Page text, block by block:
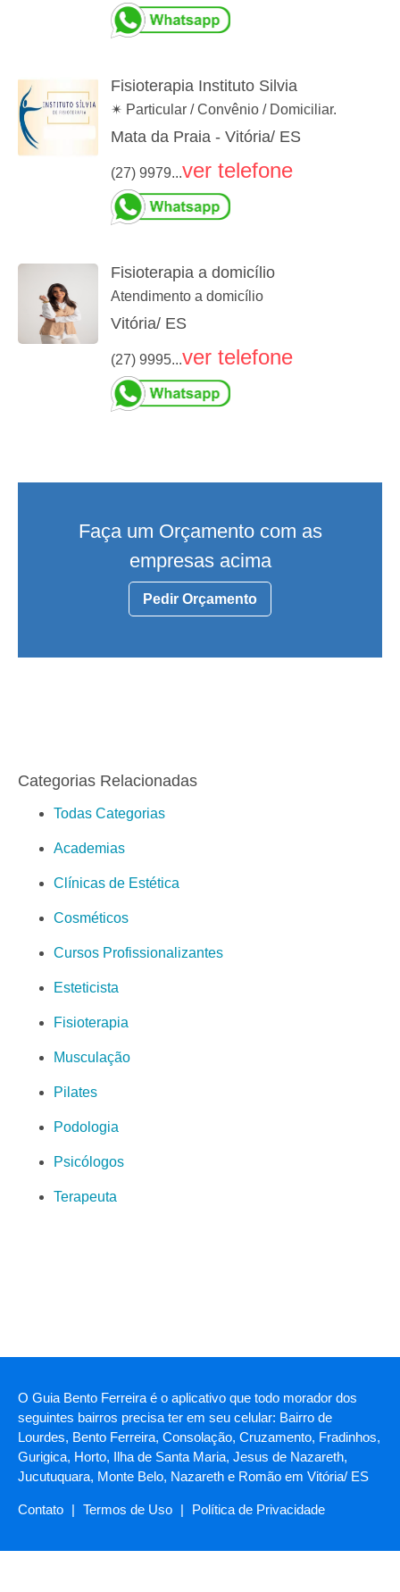
Fisioterapia Instituto Silvia
✴ Particular / Convênio / Domiciliar.
Mata da Praia - Vitória/ ES
(27) 9979...ver telefone
Fisioterapia a domicílio
Atendimento a domicílio
Vitória/ ES
(27) 9995...ver telefone
Faça um Orçamento com as
empresas acima
Pedir Orçamento
Categorias Relacionadas
Todas Categorias
Academias
Clínicas de Estética
Cosméticos
Cursos Profissionalizantes
Esteticista
Fisioterapia
Musculação
Pilates
Podologia
Psicólogos
Terapeuta
O Guia Bento Ferreira é o aplicativo que todo morador dos
seguintes bairros precisa ter em seu celular: Bairro de
Lourdes, Bento Ferreira, Consolação, Cruzamento, Fradinhos,
Gurigica, Horto, Ilha de Santa Maria, Jesus de Nazareth,
Jucutuquara, Monte Belo, Nazareth e Romão em Vitória/ ES
Contato | Termos de Uso | Política de Privacidade